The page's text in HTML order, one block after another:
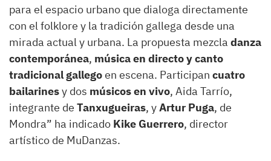
para el espacio urbano que dialoga directamente
con el folklore y la tradición gallega desde una
mirada actual y urbana. La propuesta mezcla danza
contemporánea, música en directo y canto
tradicional gallegoen escena. Participan cuatro
bailarinesy dos músicos en vivo, Aida Tarrío,
integrante de Tanxugueiras, yArtur Puga, de
Mondra” ha indicado Kike Guerrero, director
artístico de MuDanzas.